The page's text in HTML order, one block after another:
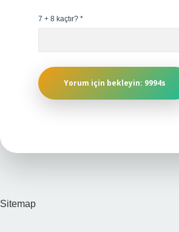
7 + 8 kaçtır? *
Sitemap